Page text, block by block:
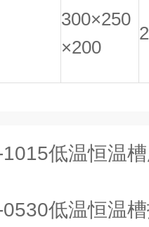
300×250
×200
1015低温恒温
0530低温恒温